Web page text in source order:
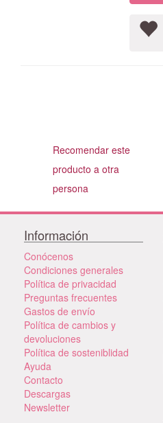
Recomendar este
producto a otra
persona
Información
Conócenos
Condiciones generales
Política de privacidad
Preguntas frecuentes
Gastos de envío
Política de cambios y
devoluciones
Política de sosteniblidad
Ayuda
Contacto
Descargas
Newsletter